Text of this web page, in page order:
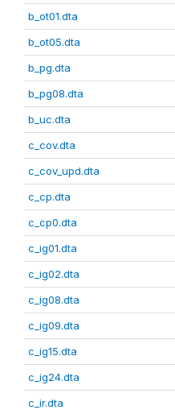
b_ot01.dta
b_ot05.dta
b_pg.dta
b_pg08.dta
b_uc.dta
c_cov.dta
c_cov_upd.dta
c_cp.dta
c_cp0.dta
c_ig01.dta
c_ig02.dta
c_ig08.dta
c_ig09.dta
c_ig15.dta
c_ig24.dta
c_ir.dta